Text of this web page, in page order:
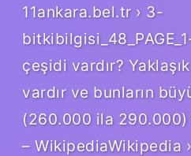
11ankara.bel.tr › 3-
çeşidi vardır?
vardır ve bunların
(260.000 ila
– WikipediaWikipedia